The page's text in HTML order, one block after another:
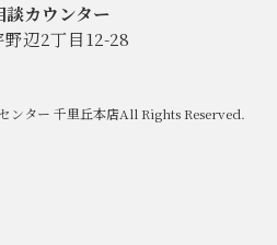
談カウンター
野辺2丁目12-28
ター 千里丘本店All Rights Reserved.